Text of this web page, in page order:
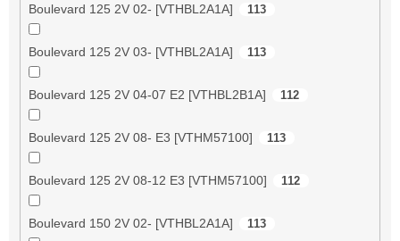
Boulevard 125 2V 02- [VTHBL2A1A] 113
Boulevard 125 2V 03- [VTHBL2A1A] 113
Boulevard 125 2V 04-07 E2 [VTHBL2B1A] 112
Boulevard 125 2V 08- E3 [VTHM57100] 113
Boulevard 125 2V 08-12 E3 [VTHM57100] 112
Boulevard 150 2V 02- [VTHBL2A1A] 113